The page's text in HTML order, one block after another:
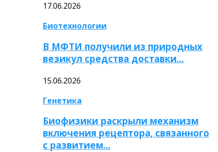
17.06.2026
Биотехнологии
В МФТИ получили из природных
везикул средства доставки…
15.06.2026
Генетика
Биофизики раскрыли механизм
включения рецептора, связанного
с развитием…